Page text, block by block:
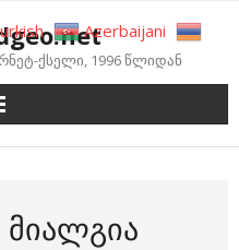
ქსელი, 1996 წლიდან
ᲛᲘᲐᲚᲒᲘᲐ
Azerbaijani